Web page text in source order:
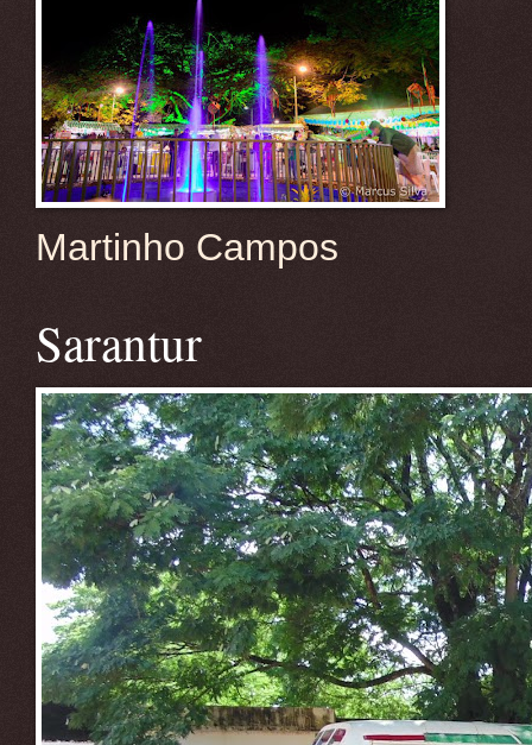
Martinho Campos
Sarantur